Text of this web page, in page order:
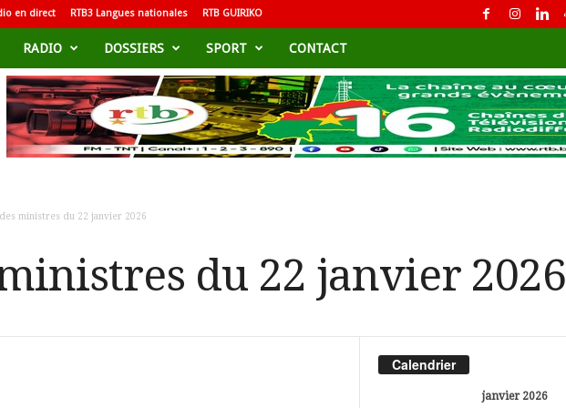
en direct RTB3 Langues nationales RTB GUIRIKO
RADIO DOSSIERS SPORT CONTACT
ministres du 22 janvier 2026
du 22 janvier 2026
Calendrier
janvier 2026